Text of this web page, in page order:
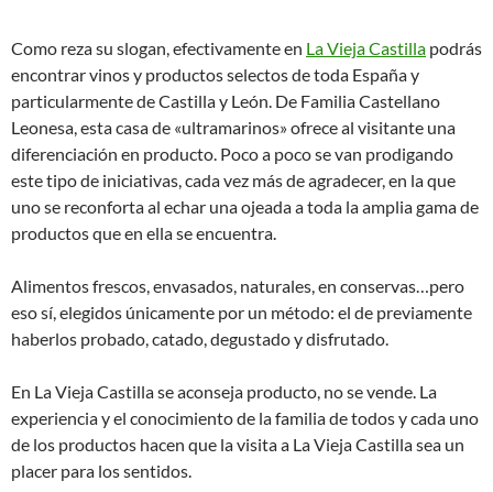
Como reza su slogan, efectivamente en La Vieja Castilla podrás
encontrar vinos y productos selectos de toda España y
particularmente de Castilla y León. De Familia Castellano
Leonesa, esta casa de «ultramarinos» ofrece al visitante una
diferenciación en producto. Poco a poco se van prodigando
este tipo de iniciativas, cada vez más de agradecer, en la que
uno se reconforta al echar una ojeada a toda la amplia gama de
productos que en ella se encuentra.
Alimentos frescos, envasados, naturales, en conservas…pero
eso sí, elegidos únicamente por un método: el de previamente
haberlos probado, catado, degustado y disfrutado.
En La Vieja Castilla se aconseja producto, no se vende. La
experiencia y el conocimiento de la familia de todos y cada uno
de los productos hacen que la visita a La Vieja Castilla sea un
placer para los sentidos.